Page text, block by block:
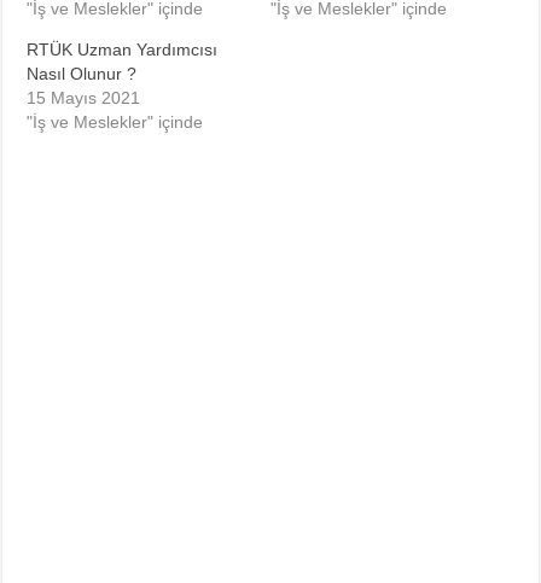
"İş ve Meslekler" içinde "İş ve Meslekler" içinde
RTÜK Uzman Yardımcısı
Nasıl Olunur ?
15 Mayıs 2021
"İş ve Meslekler" içinde